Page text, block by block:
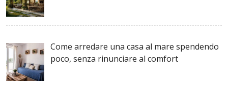
Come arredare una casa al mare spendendo
poco, senza rinunciare al comfort